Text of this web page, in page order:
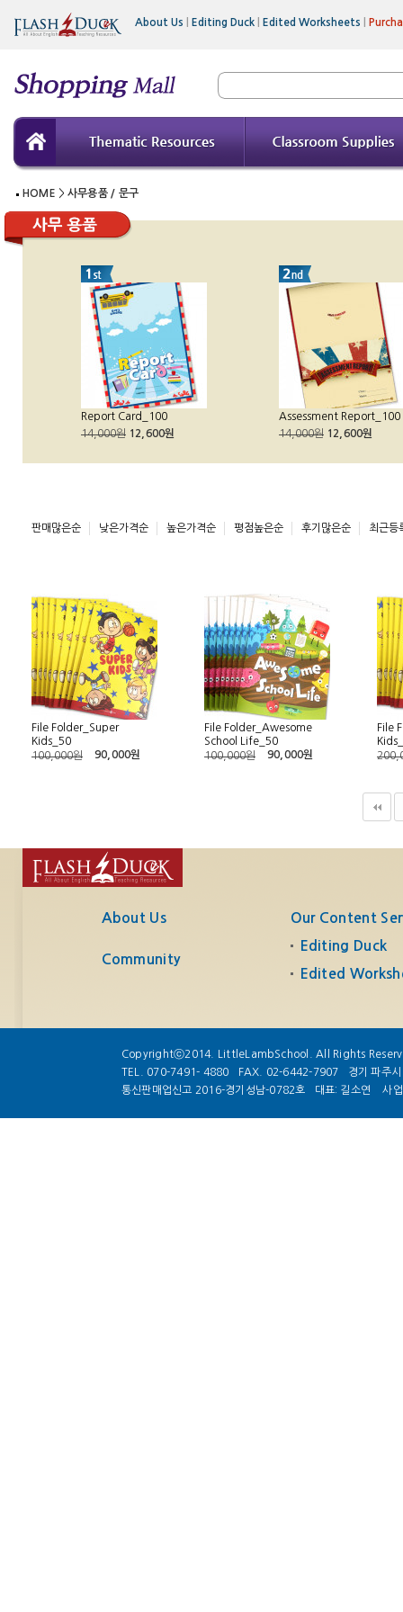
About Us Editing Duck Edited Worksheets
HOME > 사무용품 / 문구
Report Card_100
14,000원 12,600원
Assessment Report_100
14,000원 12,600원
판매많은순 낮은가격순 높은가격순 평점높은순 후기많은순 최근등
File Folder_Super
Kids_50
100,000원
90,000원
File Folder_Awesome
School Life_50
100,000원
90,000원
File
About Us
Community
Our Content
Editing Duck
Edited
Copyrightⓒ2014. LittleLambSchool. All Rights
TEL. 070-7491- 4880
FAX. 02-6442-7907
경기 파주
통신판매업신고 2016-경기성남-0782호
대표: 길소연 사